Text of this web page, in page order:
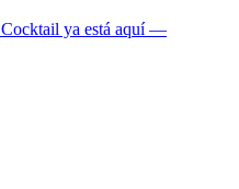
ya está aquí —